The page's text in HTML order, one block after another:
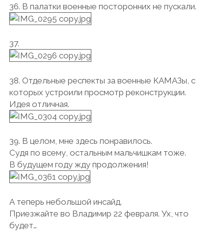
36. В палатки военные посторонних не пускали.
37.
38. Отдельные респекты за военные КАМАЗы, с
которых устроили просмотр реконструкции.
Идея отличная.
39. В целом, мне здесь понравилось.
Судя по всему, остальным мальчишкам тоже.
В будущем году жду продолжения!
А теперь небольшой инсайд.
Приезжайте во Владимир 22 февраля. Ух, что
будет…